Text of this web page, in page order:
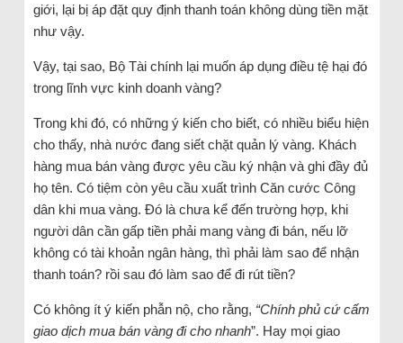
giới, lại bị áp đặt quy định thanh toán không dùng tiền mặt
như vậy.
Vậy, tại sao, Bộ Tài chính lại muốn áp dụng điều tệ hại đó
trong lĩnh vực kinh doanh vàng?
Trong khi đó, có những ý kiến cho biết, có nhiều biểu hiện
cho thấy, nhà nước đang siết chặt quản lý vàng. Khách
hàng mua bán vàng được yêu cầu ký nhận và ghi đầy đủ
họ tên. Có tiệm còn yêu cầu xuất trình Căn cước Công
dân khi mua vàng. Đó là chưa kể đến trường hợp, khi
người dân cần gấp tiền phải mang vàng đi bán, nếu lỡ
không có tài khoản ngân hàng, thì phải làm sao để nhận
thanh toán? rồi sau đó làm sao để đi rút tiền?
Có không ít ý kiến phẫn nộ, cho rằng, “Chính phủ cứ cấm
giao dịch mua bán vàng đi cho nhanh”. Hay mọi giao